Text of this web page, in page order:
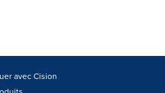
avec Cision